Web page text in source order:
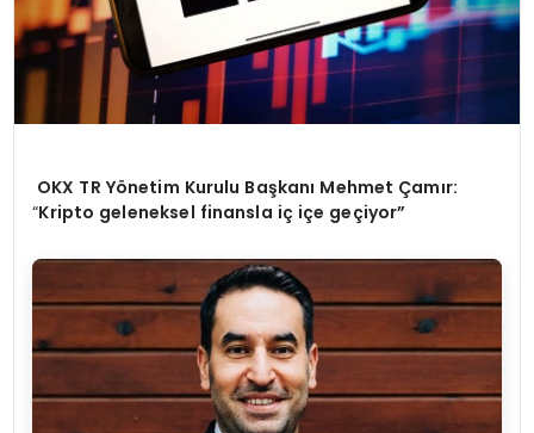
OKX TR Yönetim Kurulu Başkanı Mehmet Çamır:
“Kripto geleneksel finansla iç içe geçiyor”